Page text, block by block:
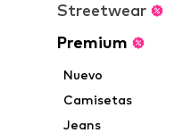
Streetwear
Premium
Nuevo
Camisetas
Jeans